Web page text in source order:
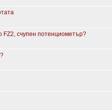
счупен потенциометър?